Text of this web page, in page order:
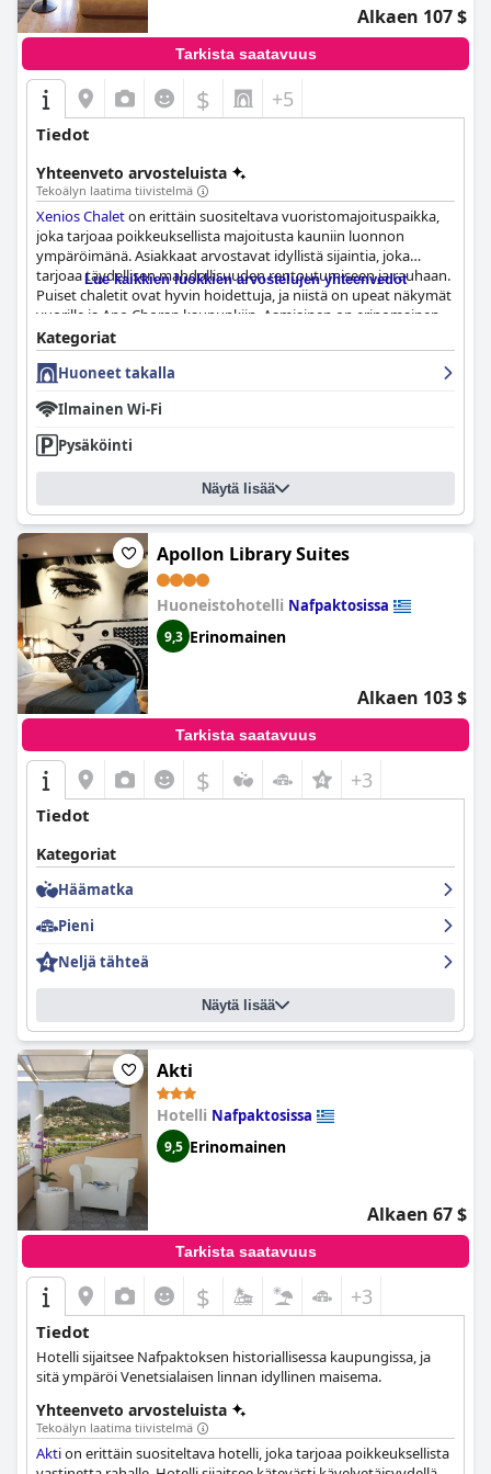
Alkaen 107 $
Tarkista saatavuus
$ +5
Tiedot
Yhteenveto arvosteluista
Tekoälyn laatima tiivistelmä
Xenios Chaleton erittäin suositeltava vuoristomajoituspaikka,
joka tarjoaa poikkeuksellista majoitusta kauniin luonnon
ympäröimänä. Asiakkaat arvostavat idyllistä sijaintia, joka
tarjoaa täydellisen mahdollisuuden rentoutumiseen ja rauhaan.
Puiset chaletit ovat hyvin hoidettuja, ja niistä on upeat näkymät
vuorille ja Ano Choran kaupunkiin. Aamiainen on erinomainen,
ja tarjolla on useita maukkaita vaihtoehtoja, ja vieraat ylistävät
Moschoula-ravintolassa tarjoiltua herkullista ruokaa. Huoneet
ovat viihtyisiä ja tilavia, ja niissä on kaikki tarvittavat
ystävällistä, vieraanvaraista ja avuliasta, ja se tarjoaa
erinomaista palvelua ja erinomaisia isännöintitaitoja. Kaiken
kaikkiaanXenios Chalet
rentouttavan oleskelun, jonka poikkeuksellinen estetiikka ja
päivittäinen siivous takaavat viihtyisän ja miellyttävän
kokemuksen.
Lue kaikkien luokkien arvostelujen yhteenvedot
Kategoriat
Huoneet takalla
Ilmainen Wi-Fi
Pysäköinti
Näytä lisää
Apollon Library Suites
Huoneistohotelli Nafpaktosissa
9,3 Erinomainen
Alkaen 103 $
Tarkista saatavuus
$ +3
Tiedot
Kategoriat
Häämatka
Pieni
Neljä tähteä
Näytä lisää
Akti
Hotelli Nafpaktosissa
9,5 Erinomainen
Alkaen 67 $
Tarkista saatavuus
$ +3
Tiedot
Hotelli sijaitsee Nafpaktoksen historiallisessa kaupungissa, ja
sitä ympäröi Venetsialaisen linnan idyllinen maisema.
Yhteenveto arvosteluista
Tekoälyn laatima tiivistelmä
Aktion erittäin suositeltava hotelli, joka tarjoaa poikkeuksellista